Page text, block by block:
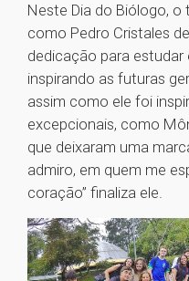
Neste Dia do Biólogo,
como Pedro Cristales
dedicação para
inspirando as futuras
assim como ele foi
excepcionais, como
que deixaram uma
admiro, em quem me
coração” finaliza ele.